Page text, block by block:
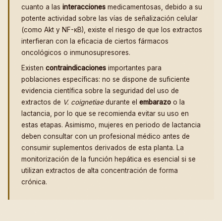
cuanto a las interacciones medicamentosas, debido a su
potente actividad sobre las vías de señalización celular
(como Akt y NF-κB), existe el riesgo de que los extractos
interfieran con la eficacia de ciertos fármacos
oncológicos o inmunosupresores.
Existen contraindicaciones importantes para
poblaciones específicas: no se dispone de suficiente
evidencia científica sobre la seguridad del uso de
extractos de V. coignetiaedurante el embarazo o la
lactancia, por lo que se recomienda evitar su uso en
estas etapas. Asimismo, mujeres en periodo de lactancia
deben consultar con un profesional médico antes de
consumir suplementos derivados de esta planta. La
monitorización de la función hepática es esencial si se
utilizan extractos de alta concentración de forma
crónica.